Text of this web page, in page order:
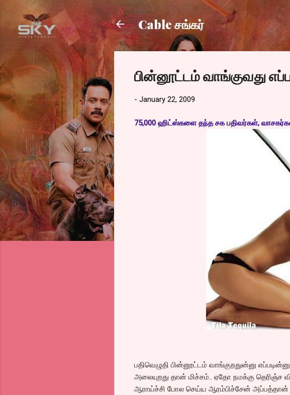
Cable சங்கர்
பின்னூட்டம் வாங்குவது
- January 22, 2009
75,000 ஹிட்ஸ்களை தந்த சக பதிவர்கள்,
பதிவெழுதி பின்னூட்டம் வாங்குறதுன்னு
அலையுறது தான் மிச்சம்.. ஏதோ நமக்கு
ஆராய்ச்சி போல செய்ய ஆரம்பிச்சேன் அப்பத்தான்